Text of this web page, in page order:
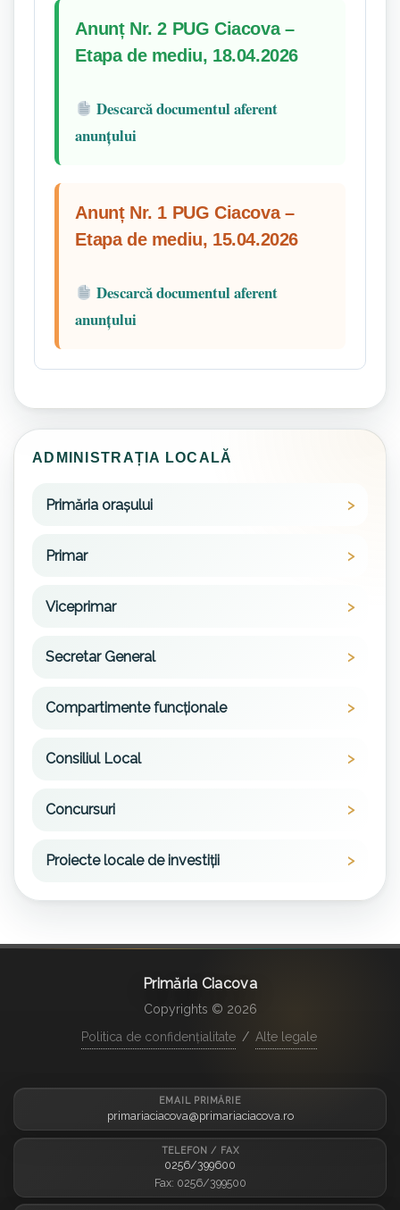
Anunț Nr. 2 PUG Ciacova –
Etapa de mediu, 18.04.2026
Descarcă documentul aferent
anunțului
Anunț Nr. 1 PUG Ciacova –
Etapa de mediu, 15.04.2026
Descarcă documentul aferent
anunțului
ADMINISTRAȚIA LOCALĂ
Primăria orașului
Primar
Viceprimar
Secretar General
Compartimente funcționale
Consiliul Local
Concursuri
Proiecte locale de investiții
Primăria Ciacova
Copyrights © 2026
Politica de confidențialitate / Alte legale
EMAIL PRIMĂRIE
primariaciacova@primariaciacova.ro
TELEFON / FAX
0256/399600
Fax: 0256/399500